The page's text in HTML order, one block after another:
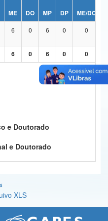
e Comunicações
Humanos
ME DO MP DP ME/DO
6 0 6 0 0
6 0 6 0 0
e Doutorado
e Doutorado
XLS